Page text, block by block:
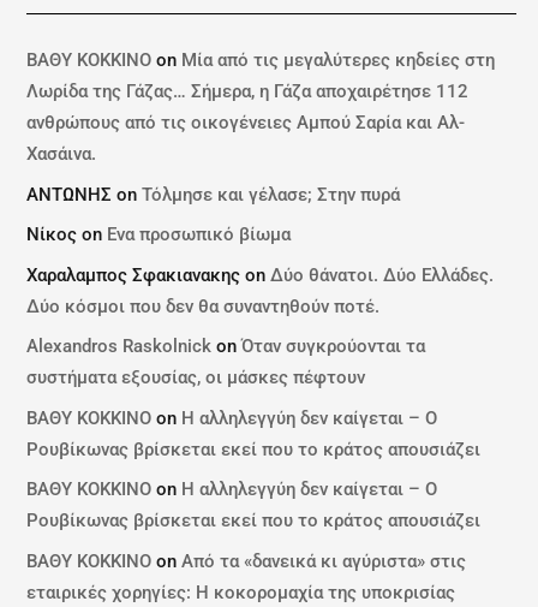
ΒΑΘΥ ΚΟΚΚΙΝΟ on Μία από τις μεγαλύτερες κηδείες στη
Λωρίδα της Γάζας… Σήμερα, η Γάζα αποχαιρέτησε 112
ανθρώπους από τις οικογένειες Αμπού Σαρία και Αλ-
Χασάινα.
ΑΝΤΩΝΗΣ onΤόλμησε και γέλασε; Στην πυρά
Νίκος on Ενα προσωπικό βίωμα
Χαραλαμπος Σφακιανακης onΔύο θάνατοι. Δύο Ελλάδες.
Δύο κόσμοι που δεν θα συναντηθούν ποτέ.
Alexandros Raskolnick onΌταν συγκρούονται τα
συστήματα εξουσίας, οι μάσκες πέφτουν
ΒΑΘΥ ΚΟΚΚΙΝΟ on Η αλληλεγγύη δεν καίγεται – Ο
Ρουβίκωνας βρίσκεται εκεί που το κράτος απουσιάζει
ΒΑΘΥ ΚΟΚΚΙΝΟ on Η αλληλεγγύη δεν καίγεται – Ο
Ρουβίκωνας βρίσκεται εκεί που το κράτος απουσιάζει
ΒΑΘΥ ΚΟΚΚΙΝΟ onΑπό τα «δανεικά κι αγύριστα» στις
εταιρικές χορηγίες: Η κοκορομαχία της υποκρισίας